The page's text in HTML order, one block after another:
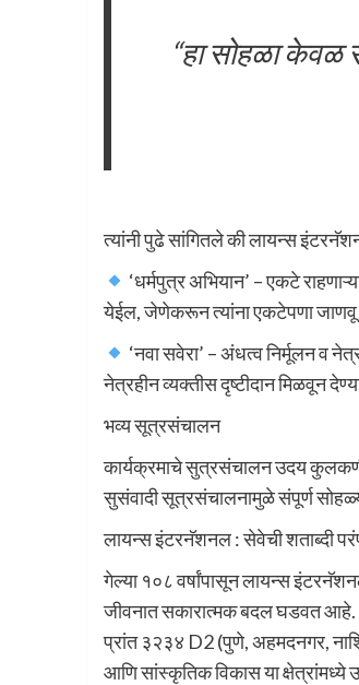
“हा सोहळा केवळ
त्यांनी पुढे सांगितले की लायन्स
‘धर्मपुत्र अभियान’ – एकटे
येईल, जेणेकरून त्यांना एकटेपणा
‘नवा सवेरा’ – अंधत्व निर्मूलन व
नेत्रहीन व्यक्तीस दृष्टीदान मिळवून
भव्य सूत्रसंचालन
कार्यक्रमाचे सुत्रसंचालन उदय
सुसंवादी सूत्रसंचालनामुळे संपूर्ण
लायन्स इंटरनॅशनल : सेवेची शताब्दी
गेल्या १०८ वर्षांपासून लायन्स
जीवनात सकारात्मक बदल घडवत आहे.
प्रांत ३२३४ D2 (पुणे, अहमदनगर,
आणि सांस्कृतिक विकास या